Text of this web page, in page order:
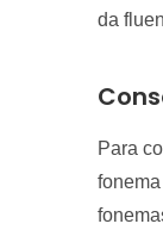
da
Para